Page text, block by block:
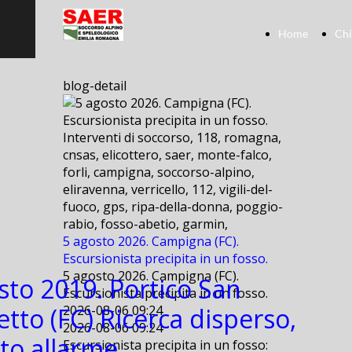
Home
blog-detail
Interventi di soccorso, 118, romagna,
cnsas, elicottero, saer, monte-falco,
forli, campigna, soccorso-alpino,
eliravenna, verricello, 112, vigili-del-
fuoco, gps, ripa-della-donna, poggio-
rabio, fosso-abetio, garmin,
5 agosto 2026. Campigna (FC).
Escursionista precipita in un fosso.
5 agosto 2026. Campigna (FC).
Escursionista precipita in un fosso.
2026-08-06 09:24
2026-08-06 09:24
Escursionista precipita in un fosso:
2019. Portico San
(FC) Ricerca disperso,